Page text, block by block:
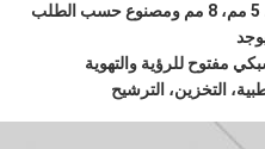
مفتوح للرؤية والتهوية
التخزين، الترشيح